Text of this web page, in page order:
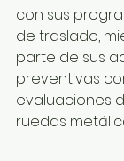
con sus
de traslado,
parte de sus
preventivas
evaluaciones
ruedas